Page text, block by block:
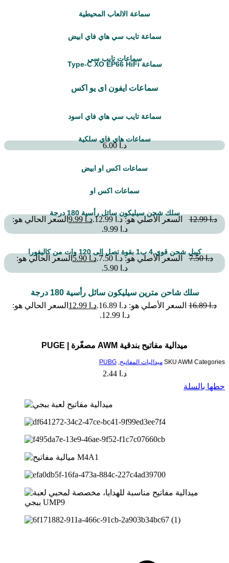
سماعة الالعاب المحيطية
سماعة تايب سي هاي فاي ابيض
سماعات تايب سي
سماعة Type-C XO EP66 HiFi
سماعات ايفون اى يو اكس
سماعة تايب سي هاي فاي اسود
سماعات هاي فاي سلكية
د.ا 6.00
سماعات اكس او ابيض
سماعات اكس او
سلك شحن سيليكون سائل رأسية 180 درجة
د.ا12.99 السعر الأصلي هو: د.ا 12.99. د.ا 9.99
السعر الحالي هو:
د.ا 9.99.
كيبل شحن قوي 4 ب1 بقوة تصل إلى 120 وات من كاليفورا
د.ا7.50 السعر الأصلي هو: د.ا 7.50. د.ا 5.90
السعر الحالي هو:
د.ا 5.90.
سلك شاحن مترين سيليكون سائل رأسية 180 درجة
د.ا16.89 السعر الأصلي هو: د.ا 16.89. د.ا
السعر الحالي هو:
د.ا 12.99.
ميدالية مفاتيح بندقية AWM مصغّرة | PUGE
SKU AWM Categories ميداليات المفاتيح,
PUBG
د.ا 2.44
حطها بالسلة